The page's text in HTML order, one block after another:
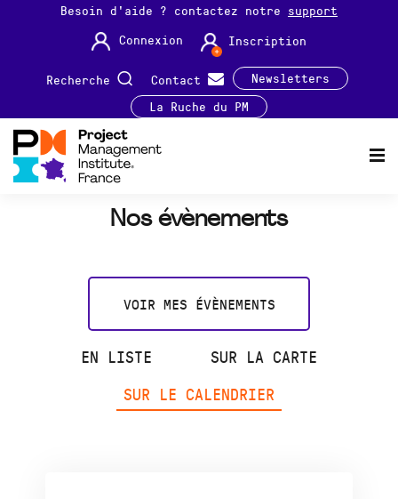
Besoin d'aide ? contactez notre support
Connexion
Inscription
Recherche Contact
Newsletters
La Ruche du PM
Nos évènements
VOIR MES ÉVÈNEMENTS
EN LISTE
SUR LA CARTE
SUR LE CALENDRIER